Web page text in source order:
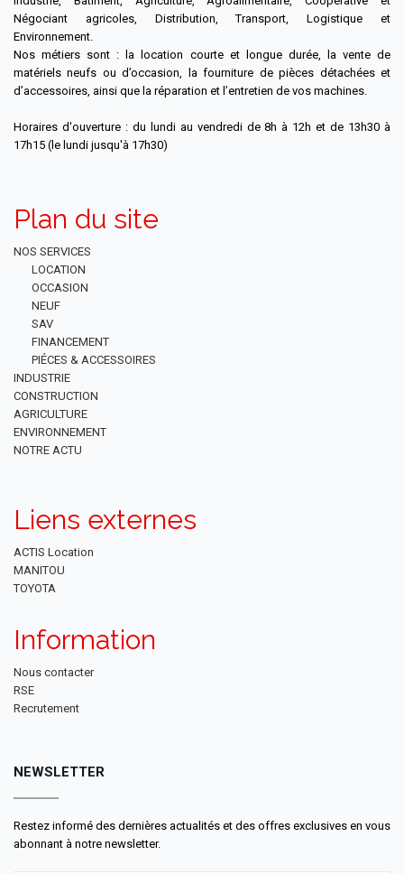
Négociant agricoles, Distribution, Transport, Logistique et
Environnement.
Nos métiers sont : la location courte et longue durée, la vente de
matériels neufs ou d’occasion, la fourniture de pièces détachées et
d’accessoires, ainsi que la réparation et l’entretien de vos machines.
Horaires d'ouverture : du lundi au vendredi de 8h à 12h et de 13h30 à
17h15 (le lundi jusqu'à 17h30)
Plan du site
NOS SERVICES
LOCATION
OCCASION
NEUF
SAV
FINANCEMENT
PIÉCES & ACCESSOIRES
INDUSTRIE
CONSTRUCTION
AGRICULTURE
ENVIRONNEMENT
NOTRE ACTU
Liens externes
ACTIS Location
MANITOU
TOYOTA
Information
Nous contacter
RSE
Recrutement
NEWSLETTER
Restez informé des dernières actualités et des offres exclusives en vous
abonnant à notre newsletter.